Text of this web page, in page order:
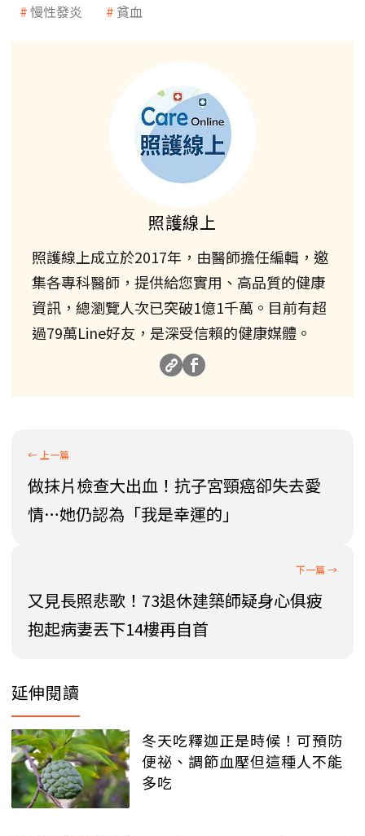
慢性發炎
貧血
照護線上
照護線上成立於2017年，由醫師擔任編輯，邀
集各專科醫師，提供給您實用、高品質的健康
資訊，總瀏覽人次已突破1億1千萬。目前有超
過79萬Line好友，是深受信賴的健康媒體。
做抹片檢查大出血！抗子宮頸癌卻失去愛
情…她仍認為「我是幸運的」
又見長照悲歌！73退休建築師疑身心俱疲
抱起病妻丟下14樓再自首
延伸閱讀
冬天吃釋迦正是時候！可預防
便祕、調節血壓但這種人不能
多吃